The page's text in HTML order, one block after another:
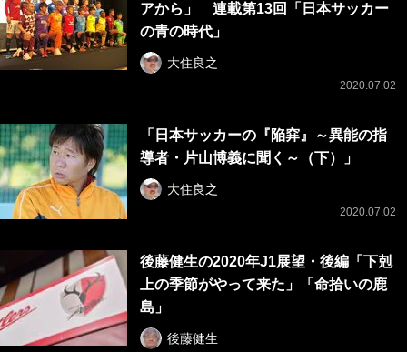
アから」 連載第13回「日本サッカー
の青の時代」
大住良之
2020.07.02
「日本サッカーの『陥穽』～異能の指
導者・片山博義に聞く～（下）」
大住良之
2020.07.02
後藤健生の2020年J1展望・後編「下剋
上の季節がやって来た」「命拾いの鹿
島」
後藤健生